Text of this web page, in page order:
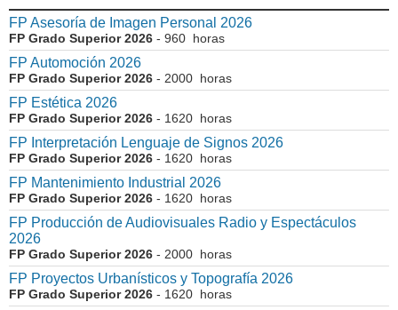
FP Asesoría de Imagen Personal 2026
FP Grado Superior 2026 - 960 horas
FP Automoción 2026
FP Grado Superior 2026 - 2000 horas
FP Estética 2026
FP Grado Superior 2026 - 1620 horas
FP Interpretación Lenguaje de Signos 2026
FP Grado Superior 2026 - 1620 horas
FP Mantenimiento Industrial 2026
FP Grado Superior 2026 - 1620 horas
FP Producción de Audiovisuales Radio y Espectáculos
2026
FP Grado Superior 2026 - 2000 horas
FP Proyectos Urbanísticos y Topografía 2026
FP Grado Superior 2026 - 1620 horas